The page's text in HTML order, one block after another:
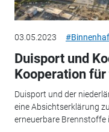
03.05.2023
Duisport und
Kooperation
Duisport und der
eine Absichtserklärung
erneuerbare Brennstoffe